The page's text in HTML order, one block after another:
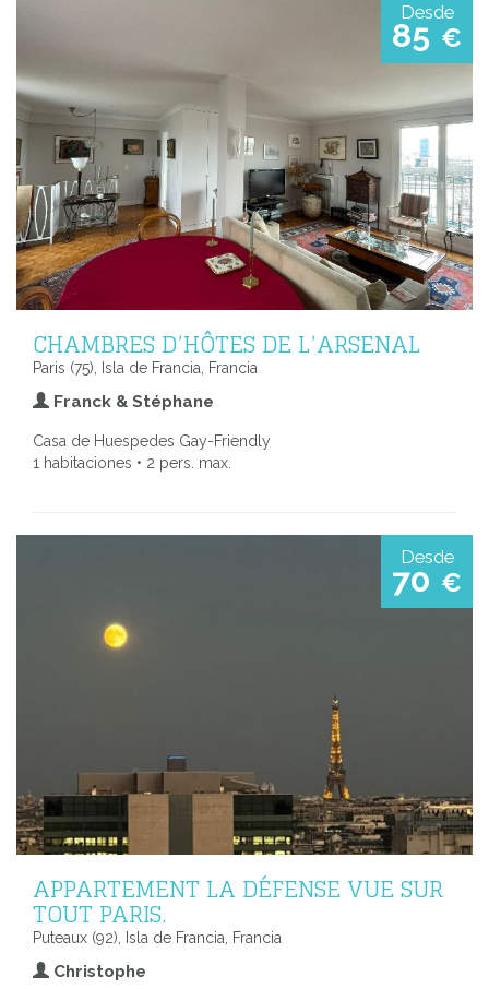
Desde
85 €
CHAMBRES D’HÔTES DE L’ARSENAL
Paris (75), Isla de Francia, Francia
Franck & Stéphane
Casa de Huespedes Gay-Friendly
1 habitaciones • 2 pers. max.
Desde
70 €
APPARTEMENT LA DÉFENSE VUE SUR
TOUT PARIS.
Puteaux (92), Isla de Francia, Francia
Christophe